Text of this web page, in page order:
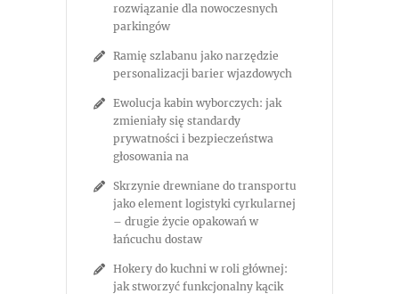
rozwiązanie dla nowoczesnych
parkingów
Ramię szlabanu jako narzędzie
personalizacji barier wjazdowych
Ewolucja kabin wyborczych: jak
zmieniały się standardy
prywatności i bezpieczeństwa
głosowania na
Skrzynie drewniane do transportu
jako element logistyki cyrkularnej
– drugie życie opakowań w
łańcuchu dostaw
Hokery do kuchni w roli głównej:
jak stworzyć funkcjonalny kącik